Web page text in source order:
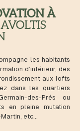
À
les habitants
d’intérieur, des
aux lofts
dans les quartiers
des-Prés ou
en pleine mutation
etc…